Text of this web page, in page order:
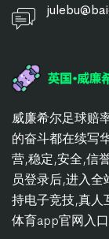
威廉希尔足球赔
的奋斗都在续写
营,稳定,安全,信
员登录后,进入全
持电子竞技,真人
体育app官网入口